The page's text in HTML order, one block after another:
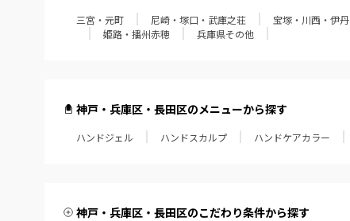
三宮・元町 尼崎・塚口・武庫之荘 宝塚・川西・伊丹
姫路・播州赤穂
兵庫県その他
神戸・兵庫区・長田区のメニューから探す
ハンドジェル ハンドスカルプ ハンドケアカラー
神戸・兵庫区・長田区のこだわり条件から探す